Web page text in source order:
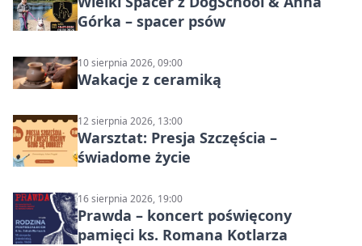
Górka – spacer psów
10 sierpnia 2026, 09:00
Wakacje z ceramiką
12 sierpnia 2026, 13:00
Warsztat: Presja Szczęścia –
świadome życie
16 sierpnia 2026, 19:00
Prawda – koncert poświęcony
pamięci ks. Romana Kotlarza